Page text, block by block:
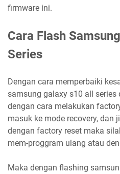
firmware ini.
Cara Flash
Series
Dengan cara memperbaiki
samsung galaxy s10 all
dengan cara melakukan
masuk ke mode recovery, dan
dengan factory reset maka
mem-proggram ulang atau
Maka dengan flashing